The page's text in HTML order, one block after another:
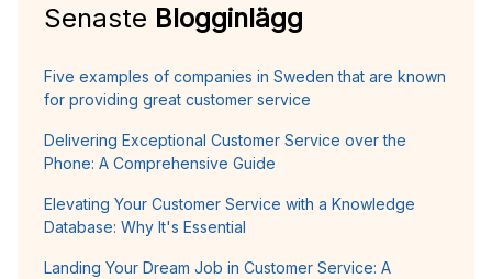
Senaste Blogginlägg
Five examples of companies in Sweden that are known
for providing great customer service
Delivering Exceptional Customer Service over the
Phone: A Comprehensive Guide
Elevating Your Customer Service with a Knowledge
Database: Why It's Essential
Landing Your Dream Job in Customer Service: A